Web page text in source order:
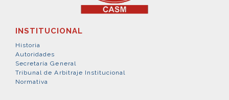
INSTITUCIONAL
Historia
Autoridades
Secretaría General
Tribunal de Arbitraje Institucional
Normativa